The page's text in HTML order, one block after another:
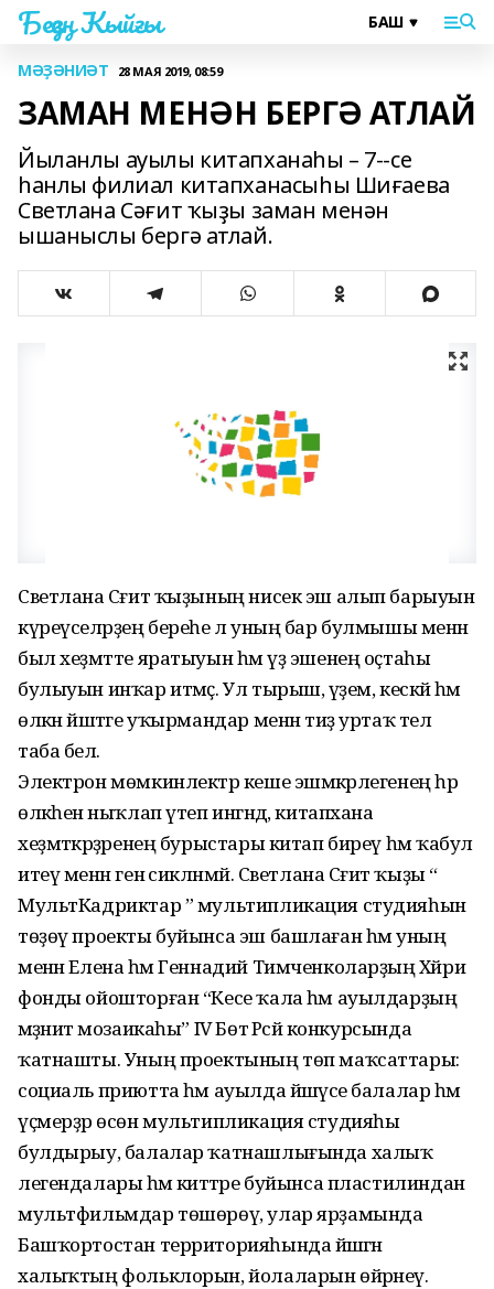
Беҙҙең Ҡыйғы
МӘҘӘНИӘТ 28 МАЯ 2019, 08:59
ЗАМАН МЕНӘН БЕРГӘ АТЛАЙ
Йыланлы ауылы китапханаһы – 7--се
һанлы филиал китапханасыһы Шиғаева
Светлана Сәғит ҡыҙы заман менән
ышаныслы бергә атлай.
Светлана Сәғит ҡыҙының нисек эш алып барыуын
күреүселәрҙең береһе лә уның бар булмышы менән
был хеҙмәтте яратыуын һәм үҙ эшенең оҫтаһы
булыуын инҡар итмәҫ. Ул тырыш, әүҙем, кескәй һәм
өлкән йәштәге уҡырмандар менән тиҙ уртаҡ тел
таба белә.
Электрон мөмкинлектәр кеше эшмәкәрлегенең һәр
өлкәһенә ныҡлап үтеп ингәндә, китапхана
хеҙмәткәрҙәренең бурыстары китап биреү һәм ҡабул
итеү менән генә сикләнмәй. Светлана Сәғит ҡыҙы “
МультКадриктар ” мультипликация студияһын
төҙөү проекты буйынса эш башлаған һәм уның
менән Елена һәм Геннадий Тимченколарҙың Хәйриә
фонды ойошторған “Кесе ҡала һәм ауылдарҙың
мәҙәниәт мозаикаһы” IV Бөтә Рәсәй конкурсында
ҡатнашты. Уның проектының төп маҡсаттары:
социаль приютта һәм ауылда йәшәүсе балалар һәм
үҫмерҙәр өсөн мультипликация студияһы
булдырыу, балалар ҡатнашлығында халыҡ
легендалары һәм әкиәттәре буйынса пластилиндан
мультфильмдар төшөрөү, улар ярҙамында
Башҡортостан территорияһында йәшәгән
халыҡтың фольклорын, йолаларын өйрәнеү.